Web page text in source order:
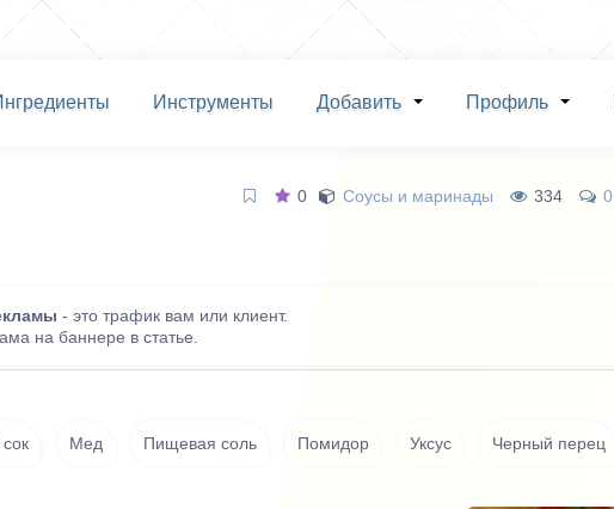
Инструменты Добавить Профиль
0 Соусы и маринады 334 0
- это трафик вам или клиент.
на баннере в статье.
Мед Пищевая соль Помидор Уксус Черный перец